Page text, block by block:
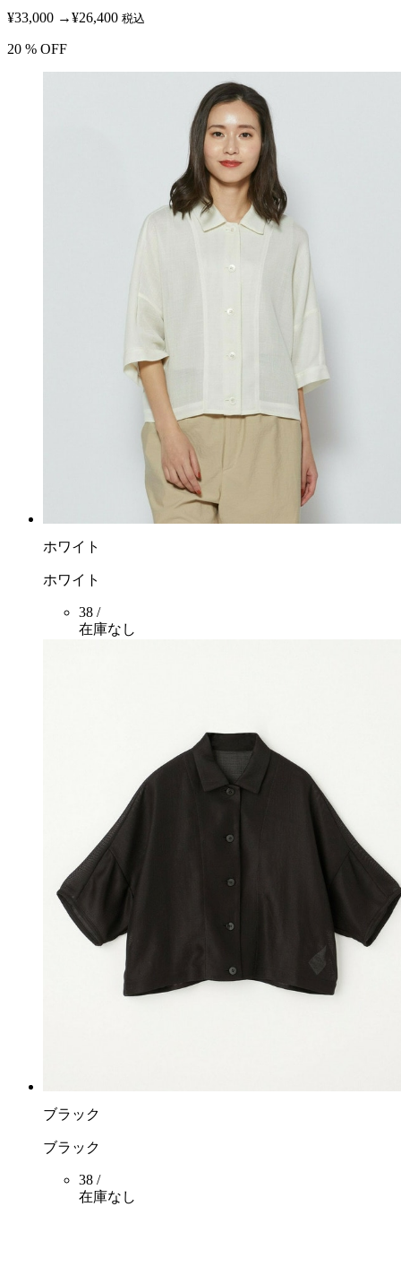
¥33,000 →¥26,400 税込
20 % OFF
ホワイト
ホワイト
38 /
在庫なし
ブラック
ブラック
38 /
在庫なし